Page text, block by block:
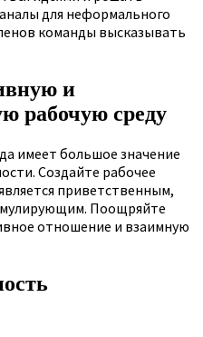
для неформального
команды высказывать
и
рабочую среду
имеет большое значение
Создайте рабочее
приветственным,
Поощряйте
отношение и взаимную